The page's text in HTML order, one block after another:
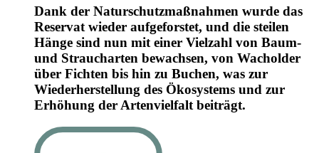
Dank der Naturschutzmaßnahmen wurde das
Reservat wieder aufgeforstet, und die steilen
Hänge sind nun mit einer Vielzahl von Baum-
und Straucharten bewachsen, von Wacholder
über Fichten bis hin zu Buchen, was zur
Wiederherstellung des Ökosystems und zur
Erhöhung der Artenvielfalt beiträgt.